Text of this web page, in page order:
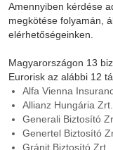
Amennyiben kérdése
megkötése folyamán,
elérhetőségeinken.
Magyarországon 13
Eurorisk az alábbi 12
Alfa Vienna
Allianz Hungária Zrt.
Generali Biztosító
Genertel Biztosító
Gránit Biztosító Zrt.